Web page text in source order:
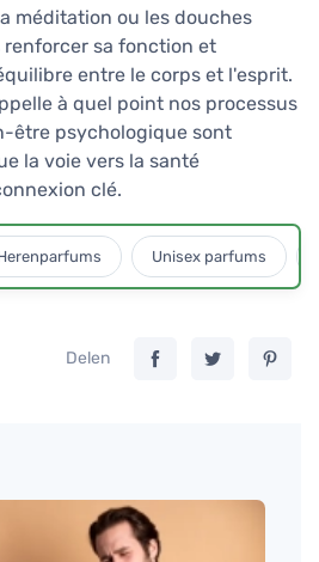
méditation ou les douches
sa fonction et
entre le corps et l'esprit.
à quel point nos processus
être psychologique sont
la voie vers la santé
clé.
Unisex parfums
Delen